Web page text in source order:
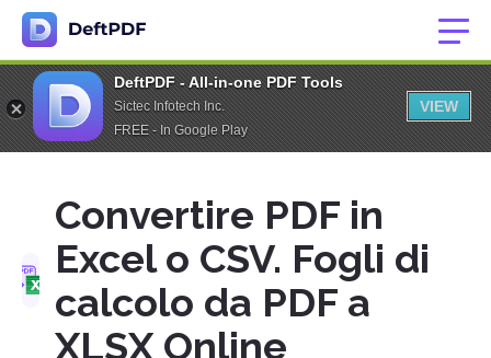
DeftPDF - All-in-one PDF Tools
Sictec Infotech Inc.
FREE - In Google Play
VIEW
Convertire PDF in
Excel o CSV. Fogli di
calcolo da PDF a
XLSX Online